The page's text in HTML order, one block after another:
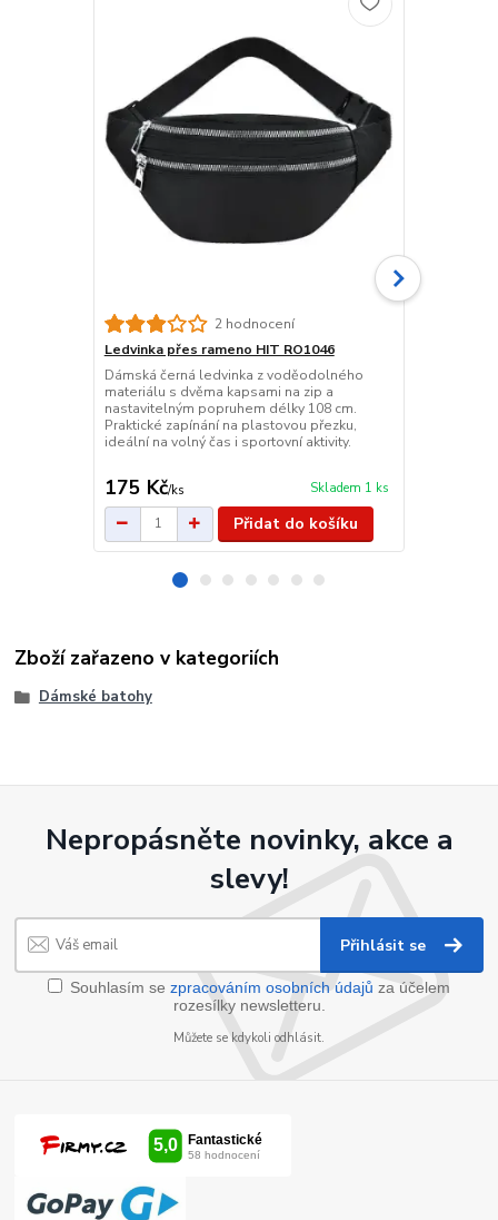
2 hodnocení
Ledvinka přes rameno HIT RO1046
Dámská černá ledvinka z voděodolného
materiálu s dvěma kapsami na zip a
nastavitelným popruhem délky 108 cm.
Praktické zapínání na plastovou přezku,
ideální na volný čas i sportovní aktivity.
175 Kč/ks Skladem 1 ks
Přidat do košíku
Zboží zařazeno v kategoriích
Dámské batohy
Nepropásněte novinky, akce a
slevy!
Přihlásit se
Souhlasím se zpracováním osobních údajů za účelem
rozesílky newsletteru.
Můžete se kdykoli odhlásit.